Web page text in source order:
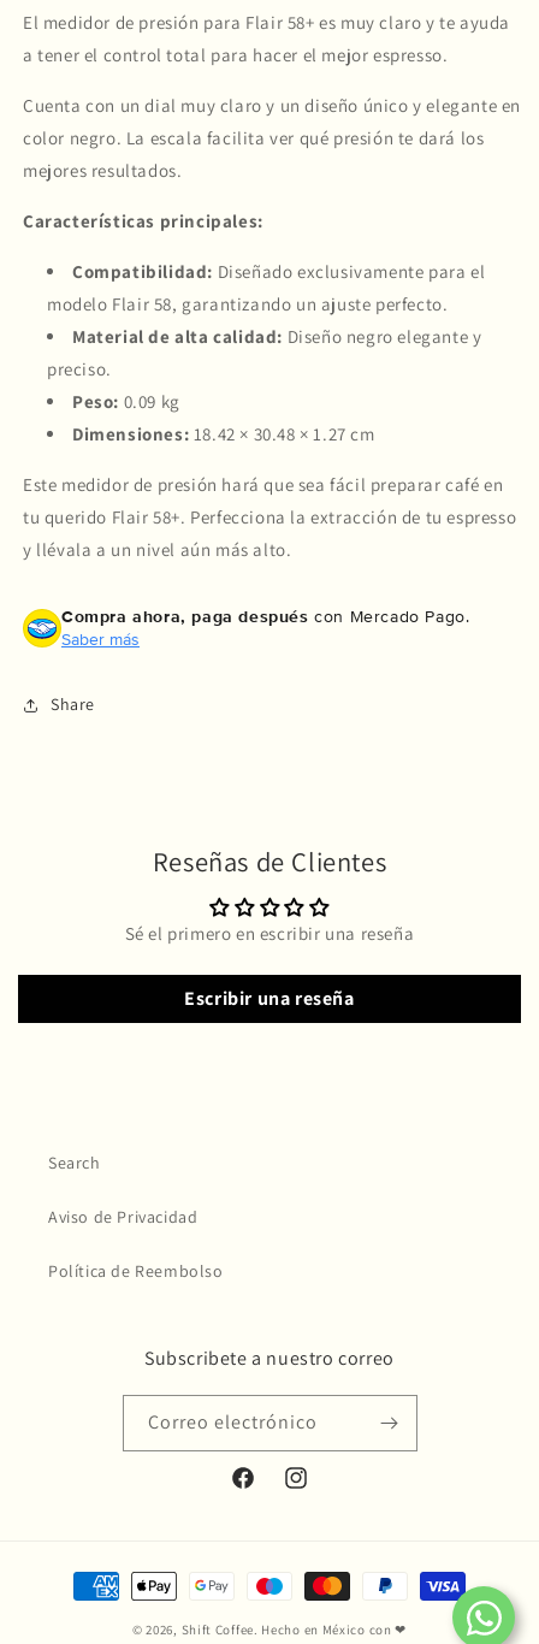
El medidor de presión para Flair 58+ es muy claro y te ayuda
a tener el control total para hacer el mejor espresso.
Cuenta con un dial muy claro y un diseño único y elegante en
color negro. La escala facilita ver qué presión te dará los
mejores resultados.
Características principales:
Compatibilidad: Diseñado exclusivamente para el
modelo Flair 58, garantizando un ajuste perfecto.
Material de alta calidad: Diseño negro elegante y
preciso.
Peso: 0.09 kg
Dimensiones: 18.42 × 30.48 × 1.27 cm
Este medidor de presión hará que sea fácil preparar café en
tu querido Flair 58+. Perfecciona la extracción de tu espresso
y llévala a un nivel aún más alto.
Compra ahora, paga después con Mercado Pago.
Saber más
Share
Reseñas de Clientes
Sé el primero en escribir una reseña
Escribir una reseña
Search
Aviso de Privacidad
Política de Reembolso
Subscribete a nuestro correo
Correo electrónico
FacebookInstagram
Formas
de
© 2026, Shift Coffee. Hecho en México con ❤
Compra ahora y paga a meses
sin tarjeta de crédito
Agrega tu producto al carrito yelige
pagar con Meses sin Tarjeta.
2 En tu cuenta de Mercado Pago,
elige
la cantidad de meses
débito u otros medios.
Crédito sujeto a aprobación.
¿Tienes dudas? Consulta nuestraAyuda.